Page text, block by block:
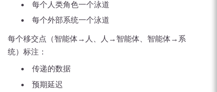
每个人类角色一个泳道
每个外部系统一个泳道
每个移交点（智能体→人、人→智能体、智能体→系
统）标注：
传递的数据
预期延迟